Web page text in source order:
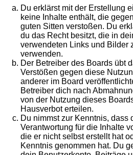
Du erklärst mit der Erstellung
keine Inhalte enthält, die
guten Sitten verstoßen. Du
du das Recht besitzt, die in
verwendeten Links und Bilder
verwenden.
Der Betreiber des Boards übt
Verstößen gegen diese
anderer im Board
Betreiber dich nach
von der Nutzung dieses
Hausverbot erteilen.
Du nimmst zur Kenntnis, dass
Verantwortung für die Inhalte
die er nicht selbst erstellt hat
Kenntnis genommen hat. Du